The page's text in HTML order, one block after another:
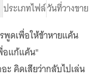
ประเภทไฟล์วันที่วางขาย
พูดเพื่อให้ข้าหายแค้น
อแก้แค้น"
ะ คิดเสียว่ากลับไปเล่น